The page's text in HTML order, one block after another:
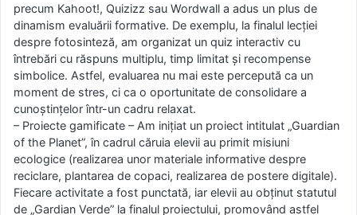
precum Kahoot!, Quizizz sau Wordwall a adus un plus de
dinamism evaluării formative. De exemplu, la finalul lecției
despre fotosinteză, am organizat un quiz interactiv cu
întrebări cu răspuns multiplu, timp limitat și recompense
simbolice. Astfel, evaluarea nu mai este percepută ca un
moment de stres, ci ca o oportunitate de consolidare a
cunoștințelor într-un cadru relaxat.
– Proiecte gamificate – Am inițiat un proiect intitulat „Guardian
of the Planet”, în cadrul căruia elevii au primit misiuni
ecologice (realizarea unor materiale informative despre
reciclare, plantarea de copaci, realizarea de postere digitale).
Fiecare activitate a fost punctată, iar elevii au obținut statutul
de „Gardian Verde” la finalul proiectului, promovând astfel